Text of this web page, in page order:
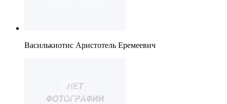
Василькиотис Аристотель Еремеевич